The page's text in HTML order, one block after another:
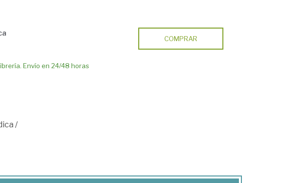
Envío en 24/48 horas
COMPRAR
/